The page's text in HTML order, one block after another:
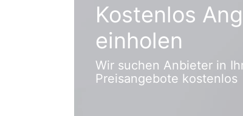
Kostenlos
einholen
Wir suchen Anbieter in
Preisangebote kostenlos